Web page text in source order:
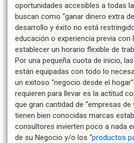
oportunidades accesibles a todas
buscan como “ganar dinero extra
desarrollo y éxito no está
educación o experiencia previa con
establecer un horario flexible de
Por una pequeña cuota de inicio,
están equipadas con todo lo
un exitoso “negocio desde el
requieren para llevar es la actitud
que gran cantidad de “empresas de
tienen bien conocidas marcas
consultores invierten poco a nada
de su Negocio y/o los “productos